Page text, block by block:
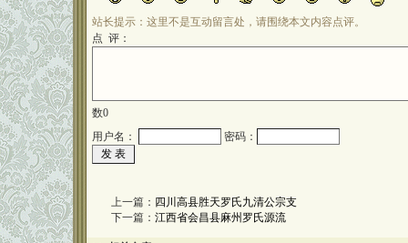
站长提示：这里不是互动留言处，请围绕本文内容点评。
点 评：
数0
用户名：
密码：
上一篇： 四川高县胜天罗氏九清公宗支
下一篇： 江西省会昌县麻州罗氏源流